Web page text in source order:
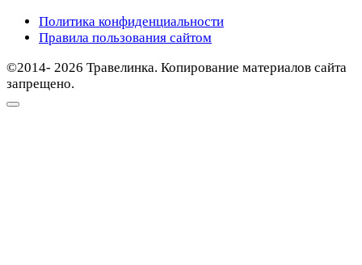
Политика конфиденциальности
Правила пользования сайтом
©2014- 2026 Травелинка. Копирование материалов сайта
запрещено.